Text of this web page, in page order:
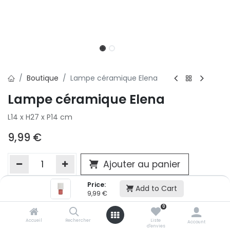
Price:
9,99 € Add to Cart
Accueil Rechercher
0
Liste
d'envies
Account
Boutique Lampe céramique Elena
Lampe céramique Elena
L14 x H27 x P14 cm
9,99 €
Ajouter au panier
Ajouter à la liste d'envie
Si vous ne pouvez pas ajouter cet article dans votre panier
victime de son succès et momentanément indisponible.